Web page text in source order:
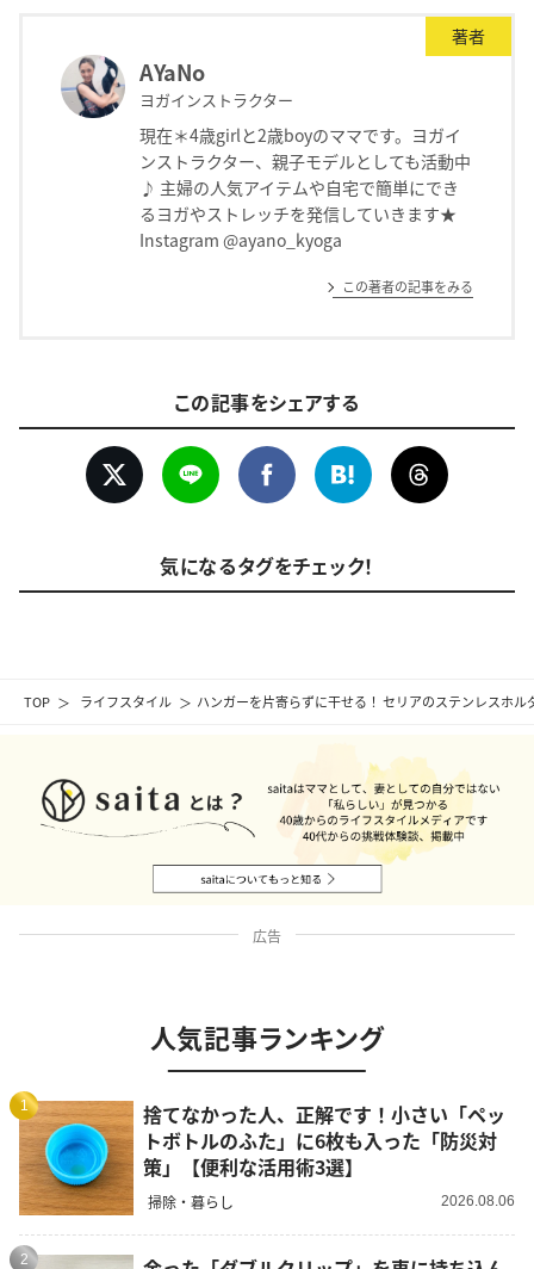
TOP ライフスタイル ハンガーを片寄らずに干せる！ セリアのステンレスホル
著者
AYaNo
ヨガインストラクター
現在＊4歳girlと2歳boyのママです。ヨガイ
ンストラクター、親子モデルとしても活動中
♪ 主婦の人気アイテムや自宅で簡単にでき
るヨガやストレッチを発信していきます★
Instagram @ayano_kyoga
この著者の記事をみる
この記事をシェアする
気になるタグをチェック！
広告
人気記事ランキング
1
捨てなかった人、正解です！小さい「ペッ
トボトルのふた」に6枚も入った「防災対
策」【便利な活用術3選】
掃除・暮らし 2026.08.06
2